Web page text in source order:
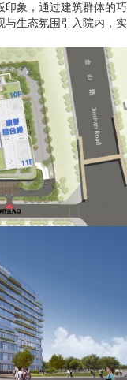
印象，通过建筑群体的巧
与生态氛围引入院内，实